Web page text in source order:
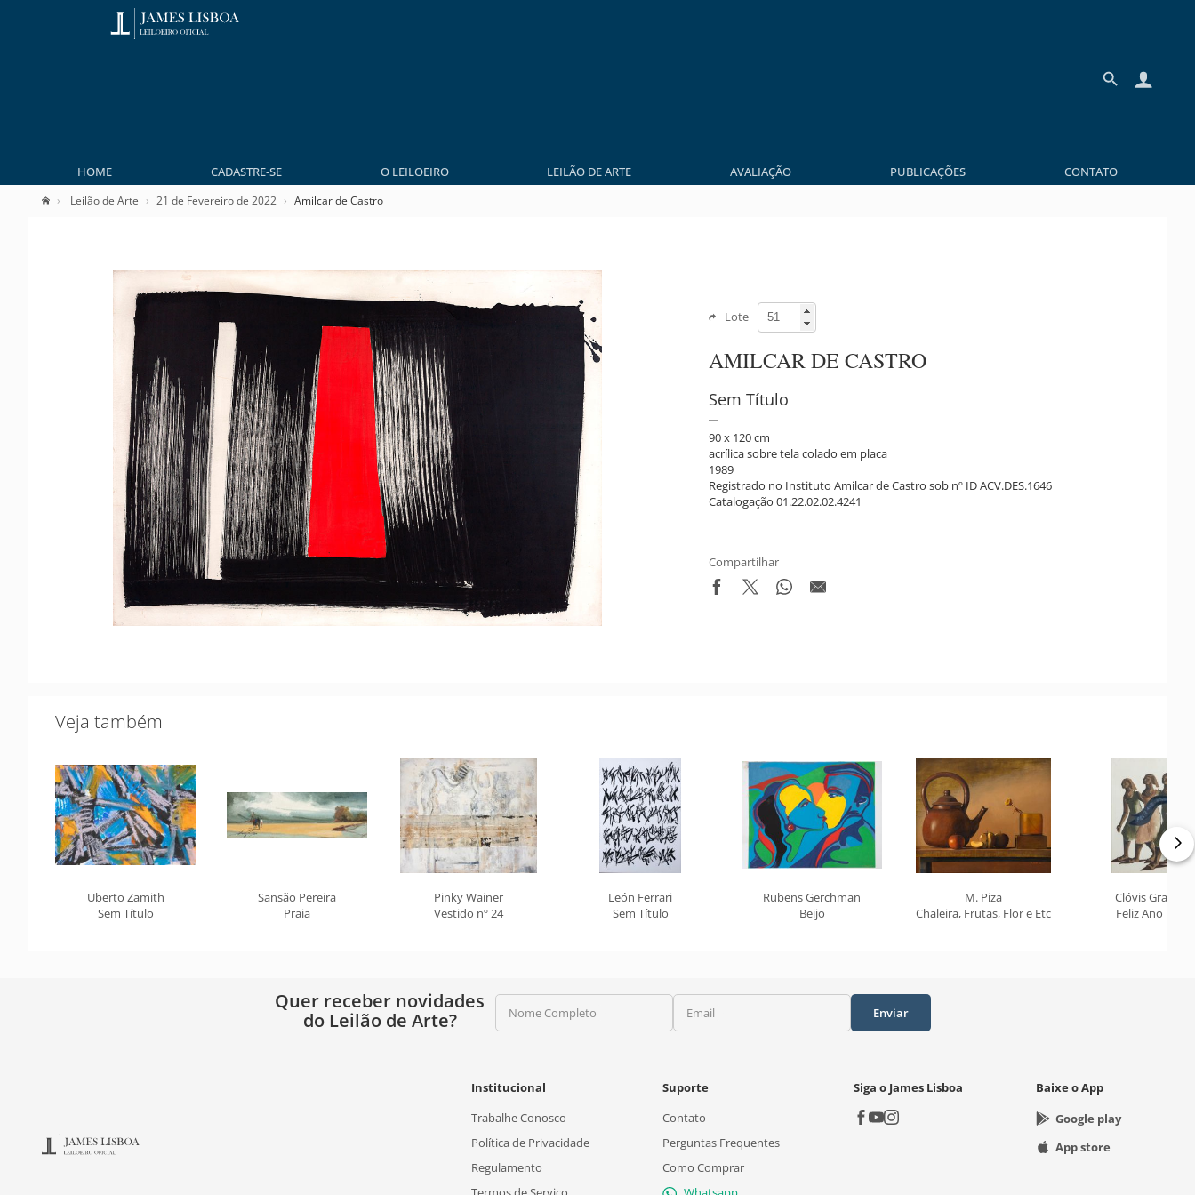
HOME CADASTRE-SE O LEILOEIRO LEILÃO DE ARTE AVALIAÇÃO PUBLICAÇÕES CONTATO
Leilão de Arte 21 de Fevereiro de 2022 Amilcar de Castro
Lote
AMILCAR DE CASTRO
Sem Título
90 x 120 cm
acrílica sobre tela colado em placa
1989
Registrado no Instituto Amilcar de Castro sob nº ID ACV.DES.1646
Catalogação 01.22.02.02.4241
Compartilhar
Veja também
Uberto Zamith
Sem Título
Sansão Pereira
Praia
Pinky Wainer
Vestido nº 24
León Ferrari
Sem Título
Rubens Gerchman
Beijo
M. Piza
Chaleira, Frutas, Flor e Etc
Clóvis Graciano
Feliz Ano Novo
Quer receber novidades
do Leilão de Arte?
Nome Completo Email Enviar
Institucional
Trabalhe Conosco
Política de Privacidade
Regulamento
Suporte
Contato
Perguntas Frequentes
Como Comprar
Siga o James Lisboa
Baixe o App
Google play
App store